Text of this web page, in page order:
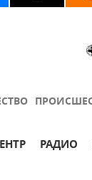
РАДИО